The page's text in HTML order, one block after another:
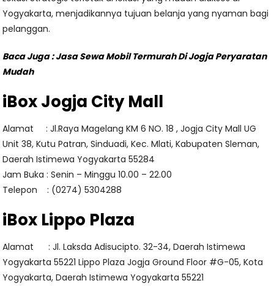
Yogyakarta, menjadikannya tujuan belanja yang nyaman bagi
pelanggan.
Baca Juga :Jasa Sewa Mobil Termurah Di Jogja Peryaratan
Mudah
iBox Jogja City Mall
Alamat : Jl.Raya Magelang KM 6 NO. 18 , Jogja City Mall UG
Unit 38, Kutu Patran, Sinduadi, Kec. Mlati, Kabupaten Sleman,
Daerah Istimewa Yogyakarta 55284
Jam Buka : Senin – Minggu 10.00 – 22.00
Telepon : (0274) 5304288
iBox Lippo Plaza
Alamat : Jl. Laksda Adisucipto. 32-34, Daerah Istimewa
Yogyakarta 55221 Lippo Plaza Jogja Ground Floor #G-05, Kota
Yogyakarta, Daerah Istimewa Yogyakarta 55221